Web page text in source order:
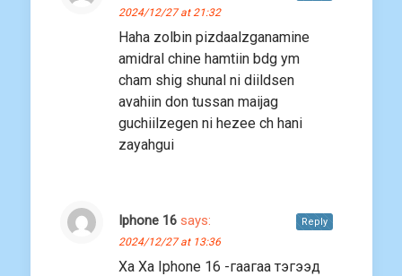
2024/12/27 at 21:32
Haha zolbin pizdaalzganamine
amidral chine hamtiin bdg ym
cham shig shunal ni diildsen
avahiin don tussan maijag
guchiilzegen ni hezee ch hani
zayahgui
Iphone 16 says:
2024/12/27 at 13:36
Ха Ха Iphone 16 -гаагаа тэгээд
Reply